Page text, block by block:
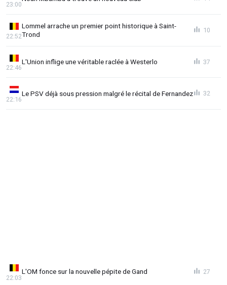
23:00
Lommel arrache un premier point historique à Saint-
Trond
22:52
10
L'Union inflige une véritable raclée à Westerlo
22:46
37
Le PSV déjà sous pression malgré le récital de Fernandez
22:16
32
L'OM fonce sur la nouvelle pépite de Gand
22:03
27